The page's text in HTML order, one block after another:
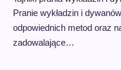
Pranie wykładzin i
odpowiednich metod oraz
zadowalające…